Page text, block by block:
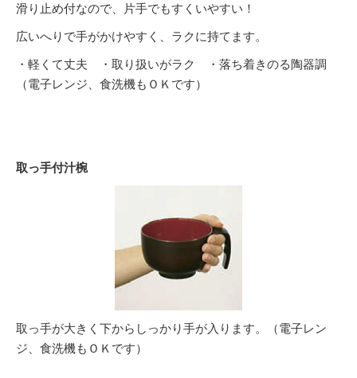
滑り止め付なので、片手でもすくいやすい！
広いへりで手がかけやすく、ラクに持てます。
・軽くて丈夫 ・取り扱いがラク ・落ち着きのる陶器調
（電子レンジ、食洗機もＯＫです）
取っ手付汁椀
取っ手が大きく下からしっかり手が入ります。（電子レン
ジ、食洗機もＯＫです）